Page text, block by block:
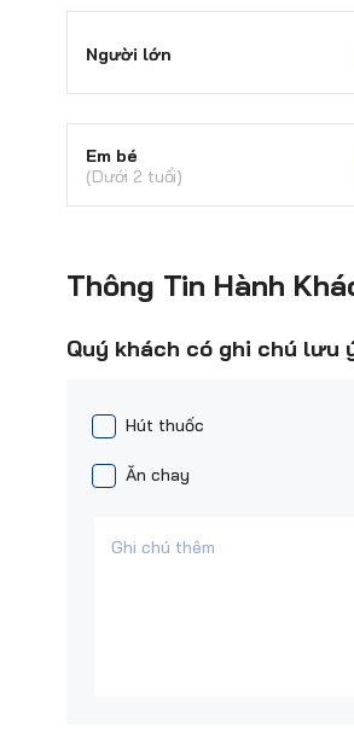
Người lớn
Em bé
(Dưới 2 tuổi)
Thông Tin Hành
Quý khách có ghi chú lưu
Hút thuốc
Ăn chay